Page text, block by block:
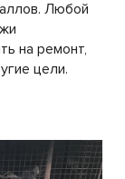
Любой
на ремонт,
цели.